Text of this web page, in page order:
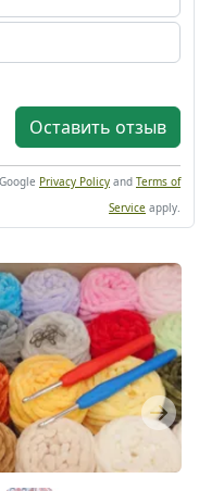
Оставить отзыв
Privacy Policy and Terms of
Service apply.
Next